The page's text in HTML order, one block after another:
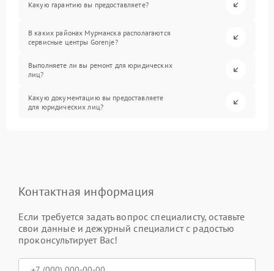
Какую гарантию вы предоставляете?
В каких районах Мурманска располагаются
сервисные центры Gorenje?
Выполняете ли вы ремонт для юридических
лиц?
Какую документацию вы предоставляете
для юридических лиц?
Контактная информация
Если требуется задать вопрос специалисту, оставьте
свои данные и дежурный специалист с радостью
проконсультирует Вас!